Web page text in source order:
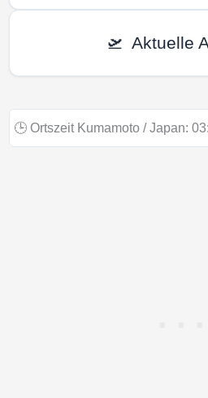
🛫 Aktuelle
🕒 Ortszeit Kumamoto / Japan: